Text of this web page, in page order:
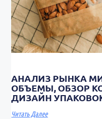
АНАЛИЗ РЫНКА
ОБЪЕМЫ, ОБЗОР
ДИЗАЙН
Читать Далее